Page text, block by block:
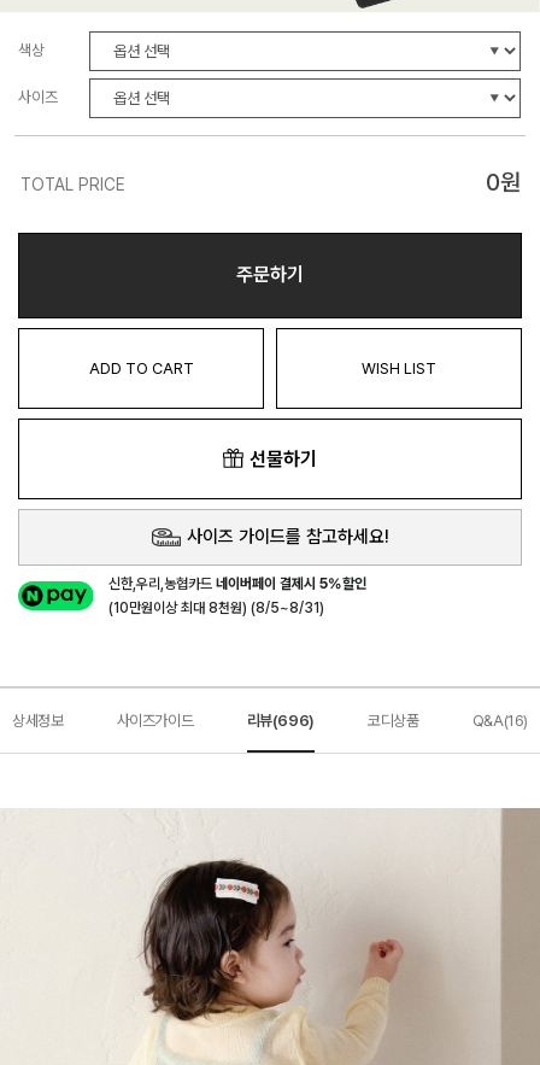
색상
사이즈
TOTAL PRICE 0원
주문하기
ADD TO CART WISH LIST
선물하기
사이즈 가이드를 참고하세요!
신한,우리,농협카드네이버페이 결제시 5%할인
(10만원이상 최대 8천원) (8/5~8/31)
상세정보 사이즈가이드 리뷰(696) 코디상품 Q&A(16)